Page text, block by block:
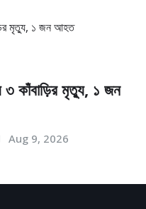
৩ কাঁবাড়ির মৃত্যু, ১ জন
Aug 9, 2026